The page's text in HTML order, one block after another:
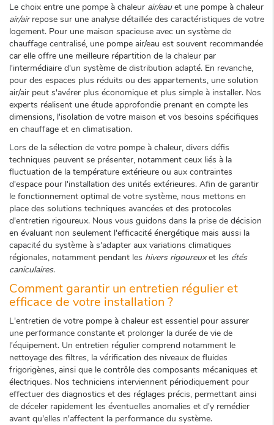
Le choix entre une pompe à chaleur air/eauet une pompe à chaleur
air/airrepose sur une analyse détaillée des caractéristiques de votre
logement. Pour une maison spacieuse avec un système de
chauffage centralisé, une pompe air/eau est souvent recommandée
car elle offre une meilleure répartition de la chaleur par
l'intermédiaire d'un système de distribution adapté. En revanche,
pour des espaces plus réduits ou des appartements, une solution
air/air peut s'avérer plus économique et plus simple à installer. Nos
experts réalisent une étude approfondie prenant en compte les
dimensions, l'isolation de votre maison et vos besoins spécifiques
en chauffage et en climatisation.
Lors de la sélection de votre pompe à chaleur, divers défis
techniques peuvent se présenter, notamment ceux liés à la
fluctuation de la température extérieure ou aux contraintes
d'espace pour l'installation des unités extérieures. Afin de garantir
le fonctionnement optimal de votre système, nous mettons en
place des solutions techniques avancées et des protocoles
d'entretien rigoureux. Nous vous guidons dans la prise de décision
en évaluant non seulement l'efficacité énergétique mais aussi la
capacité du système à s'adapter aux variations climatiques
régionales, notamment pendant les hivers rigoureuxet les étés
caniculaires.
Comment garantir un entretien régulier et
efficace de votre installation ?
L'entretien de votre pompe à chaleur est essentiel pour assurer
une performance constante et prolonger la durée de vie de
l'équipement. Un entretien régulier comprend notamment le
nettoyage des filtres, la vérification des niveaux de fluides
frigorigènes, ainsi que le contrôle des composants mécaniques et
électriques. Nos techniciens interviennent périodiquement pour
effectuer des diagnostics et des réglages précis, permettant ainsi
de déceler rapidement les éventuelles anomalies et d'y remédier
avant qu'elles n'affectent la performance du système.